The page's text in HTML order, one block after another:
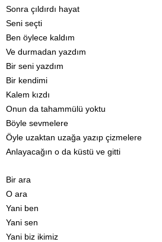
Sonra çıldırdı hayat
Seni seçti
Ben öylece kaldım
Ve durmadan yazdım
Bir seni yazdım
Bir kendimi
Kalem kızdı
Onun da tahammülü yoktu
Böyle sevmelere
Öyle uzaktan uzağa yazıp çizmelere
Anlayacağın o da küstü ve gitti
Bir ara
O ara
Yani ben
Yani sen
Yani biz ikimiz